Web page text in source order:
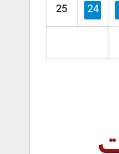
24
25